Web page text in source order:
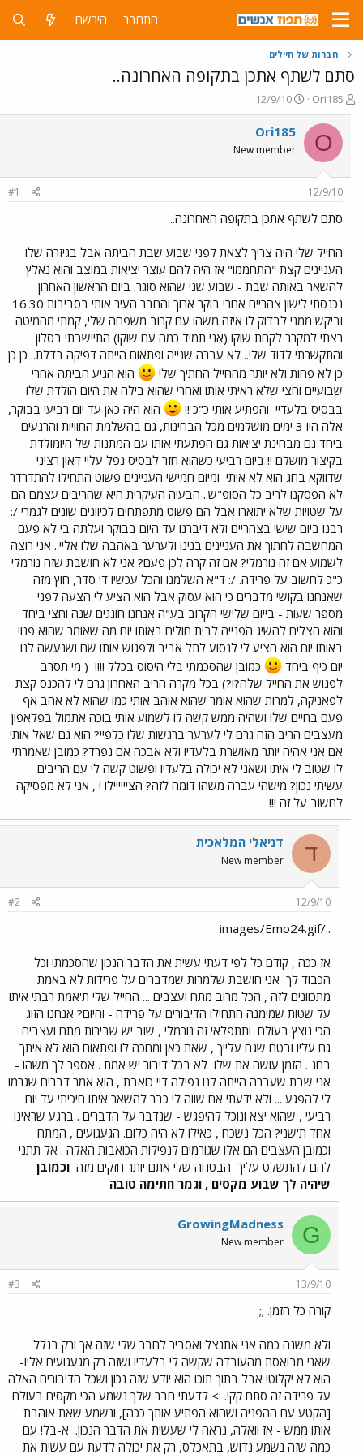
התחבר הירשם
חברות של חיילים
סתם לשתף אתכן בתקופה האחרונה..
פ
ו
ת
ח
ה
ו
ש
א
Ori185
פ
ו
ר
ם
ר
12/9/10
O
Ori185
New member
12/9/10
#1
סתם לשתף אתכן בתקופה האחרונה..
החייל שלי היה צריך לצאת לפני שבוע שבת הביתה אבל בגיזרה שלו
העניינים קצת "התחממו" אז היה להם עוצר יציאות במוצב והוא נאלץ
להשאר באותה שבת - שבוע שני שהוא סוגר. ביום הראשון האחרון
נכנסתי לישון צהריים אחרי בוקר ארוך והחבר העיר אותי בסביבות 16:30
וביקש ממני לבדוק לו איזה משהו עם קרוב משפחה שלי, קמתי מהמיטה
רצתי למקרר לקחת שוקו (אני תמיד כמה עם שוקו) התיישבתי בסלון
והתקשרתי לדוד שלי.. לא עברה שנייה ופתאום הייתה דפיקה בדלת.. כן כן
כן לא פחות ולא יותר מהחייל החתיך שלי
הוא הגיע הביתה אחרי
שבועיים וחצי שלא ראיתי אותו ואחרי שהוא בילה את היום הולדת שלו
בבסיס בלעדיי והפתיע אותי כ"כ !!
הוא היה כאן עד יום רביעי בבוקר,
אלה היו 3 ימים מושלמים מכל הבחינות, גם בהשלמת החוויות והרגעים
ביחד גם מבחינת יציאות גם הפתעתי אותו עם המתנות של היומולדת -
בקיצור מושלם !! ביום רביעי כשהוא חזר לבסיס נפל עליי דאון רציני
שדווקא בחג הוא לא איתי ומיום חמישי העניינים פשוט התחילו להתדרדר
לא הפסקנו לריב כל הסופ"ש.. הבעיה העיקרית היא שהריבים עצמם הם
על שטויות שלא יתוארו אבל הם פשוט מתפתחים לכיוונים שונים לגמרי /:
רבנו ביום שישי בצהריים ולא דיברנו עד היום בבוקר ועלתה בי לא פעם
המחשבה לחתוך את העניינים בנינו ולערער באהבה שלו אליי.. אני רוצה
לשמוע אם זה נורמלי? אם זה קרה לכן פעם? אני לא חושבת שזה נורמלי
כ"כ לחשוב על פרידה. /: ד"א השלמנו והכל עכשיו די סדר, חוץ מזה
שאנחנו בקושי מדברים כי הוא עסוק אבל הוא הציע לי הצעה לפני
מספר שעות - בייום שלישי הקרוב בע"ה אנחנו חוגגים שנה וחצי ביחד
והוא הצליח להשיג הפנייה לבית חולים באותו יום מה שאומר שהוא פנוי
באותו יום הוא הציע לי לנסוע לתל אביב ולפגוש אותו שם ושנעשה לנו
יום כיף ביחד
כמובן שהסכמתי בלי היסוס בכלל !!!! ( מי תסרב
לפגוש את החייל שלה?!?) בכל מקרה הריב האחרון גרם לי להכנס קצת
לפאניקה, למרות שהוא אומר שהוא אוהב אותי כמו שהוא לא אהב אף
פעם בחיים שלו ושהיה ממש קשה לו לשמוע אותי בוכה אתמול בפלאפון
מעצבים הריב הזה גרם לי לערער ברגשות שלו כלפיי? הוא גם שאל אותי
אם אני אהיה יותר מאושרת בלעדיו ולא אבכה אם נפרד? כמובן שאמרתי
לו שטוב לי איתו ושאני לא יכולה בלעדיו ופשוט קשה לי עם הריבים.
עשיתי נכון? מישהי עברה משהו דומה לזה? הציייייילו ! , אני לא מפסיקה
לחשוב על זה !!!
ד דניאלי המלאכית
New member
12/9/10
#2
../images/Emo24.gif
אז ככה , קודם כל לפי דעתי עשית את הדבר הנכון שהסכמת! וכל
הכבוד לך אני חושבת שלמרות שמדברים על פרידות לא באמת
מתכוונים לזה , הכל מרוב מתח ועצבים ... החייל שלי ת'אמת רבתי איתו
על שטות שמימנה התחילו הדיבורים על פרידה - והיום? אנחנו הזוג
הכי נוצץ בעולם ותתפלאי זה נורמלי , שוב יש שבירות מתח ועצבים
גם עליו ובטח שגם עלייך , שאת כאן ומחכה לו ופתאום הוא לא איתך
בחג . הזמן עושה את שלו לא בכל דיבור יש אמת . אספר לך משהו -
אני שבת שעברה הייתה לנו נפילה דיי כואבת , הוא אמר דברים שגרמו
לי להפגע ... ולא ידעתי אם שווה לי כבר להשאר איתו חיכיתי עד יום
רביעי , שהוא יצא ונוכל להיפגש - שנדבר על הדברים . ברגע שראינו
אחד ת'שני? הכל נשכח , כאילו לא היה כלום. הגעגועים , המתח
וכמובן העצבים הם אלו שגורמים לנפילות הכואבות האלה . אל תתני
להם להתשלט עליך הבטחה שלי אתם יותר חזקים מזה וכמובן
שיהיה לך שבוע מקסים , וגמר חתימה טובה
G
GrowingMadness
New member
13/9/10
#3
קורה כל הזמן. ;;
ולא משנה כמה אני אתנצל ואסביר לחבר שלי שזה אך ורק בגלל
שאני מבואסת מהעובדה שקשה לי בלעדיו ושזה רק מגעגועים אליו-
הוא לא יקלוט! אבל בתוך תוכו הוא יודע שזה נכון ושכל הדיבורים האלה
על פרידה זה סתם קקי. :> לדעתי חבר שלך נשמע הכי מקסים בעולם
[הקטע עם ההפניה ושהוא הפתיע אותך ככה], ונשמע שאת אוהבת
אותו ממש - אז וואלה, נראה לי שעשית את הדבר הנכון. א-בל! עם
כמה שזה נשמע נדוש, בתאכלס, רק את יכולה לדעת עם עשית את